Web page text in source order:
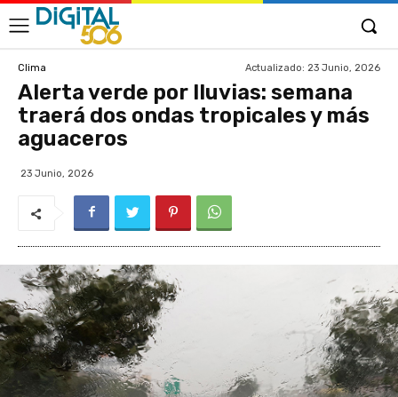
Clima Actualizado: 23 Junio, 2026
Alerta verde por lluvias: semana
traerá dos ondas tropicales y más
aguaceros
23 Junio, 2026